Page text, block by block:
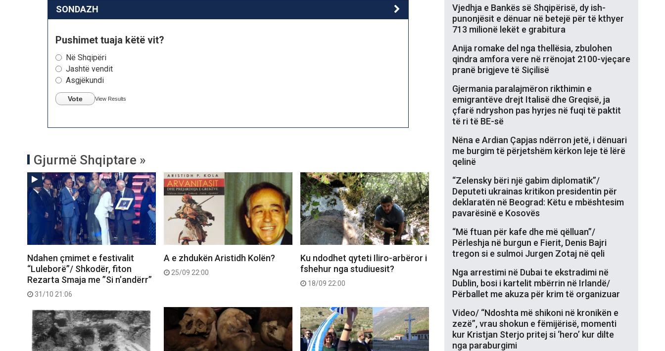
SONDAZH
Pushimet tuaja këtë vit?
Në Shqipëri
Jashtë vendit
Asgjëkundi
Vote View Results
Gjurmë Shqiptare »
Ndahen çmimet e festivalit
“Luleborë”/ Shkodër, fiton
Rezarta Smaja me ”Si n’andërr”
31/10 21:06
A e zhdukën Aristidh Kolën?
25/09 22:00
Ku ndodhet qyteti Iliro-arbëror i
fshehur nga studiuesit?
18/09 22:00
Vjedhja e Bankës së Shqipërisë, dy ish-
punonjësit e dënuar në betejë për të kthyer
713 milionë lekët e grabitura
Anija romake del nga thellësia, zbulohen
qindra amfora vere në rrënojat 2100-vjeçare
pranë brigjeve të Siçilisë
Gjermania paralajmëron rikthimin e
emigrantëve drejt Italisë dhe Greqisë, ja
çfarë ndryshon pas hyrjes në fuqi të paktit
të ri të BE-së
Nëna e Ardian Çapjas ndërron jetë, i dënuari
me burgim të përjetshëm kërkon leje të lërë
qelinë
“Zelensky bëri një gabim diplomatik”/
Deputeti ukrainas kritikon presidentin për
deklaratën në Beograd: Këtu e mbështesim
pavarësinë e Kosovës
“Më ftuan për kafe dhe më qëlluan”/
Përleshja në burgun e Fierit, Denis Bajri
tregon si e sulmoi Jurgen Zotaj në qeli
Nga arrestimi në Dubai te ekstradimi në
Dublin, bosi i kartelit mbërrin në Irlandë/
Përballet me akuza për krim të organizuar
Video/ “Ndoshta më shikoni në kronikën e
zezë”, vrau shokun e fëmijërisë, momenti
kur Kristjan Sterjo pritej si ‘hero’ kur dilte
nga paraburgimi